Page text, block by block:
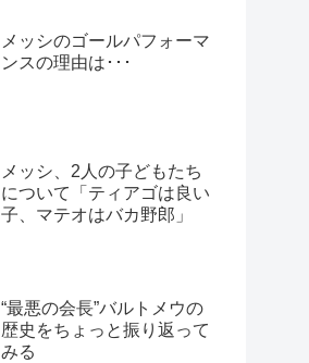
メッシのゴールパフォーマ
ンスの理由は･･･
メッシ、2人の子どもたち
について「ティアゴは良い
子、マテオはバカ野郎」
“最悪の会長”バルトメウの
歴史をちょっと振り返って
みる